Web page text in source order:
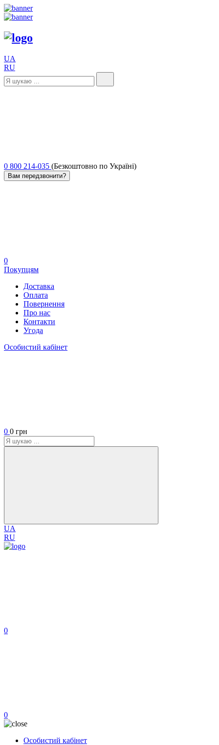
UA
RU
0 800 214-035 (Безкоштовно по Україні)
Вам передзвонити?
0
Покупцям
Доставка
Оплата
Повернення
Про нас
Контакти
Угода
Особистий кабінет
0 0 грн
UA
RU
0
0
Особистий кабінет